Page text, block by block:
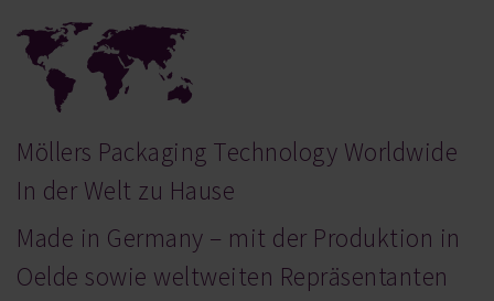
Möllers Packaging Technology Worldwide
In der Welt zu Hause
Made in Germany – mit der Produktion in
Oelde sowie weltweiten Repräsentanten